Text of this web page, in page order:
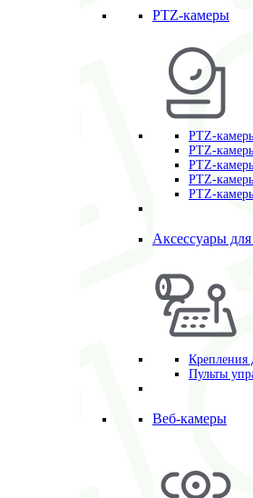
PTZ-камеры
PTZ-
PTZ-
PTZ-
PTZ-
PTZ-
Аксессуары
Крепления
Пульты
Веб-камеры